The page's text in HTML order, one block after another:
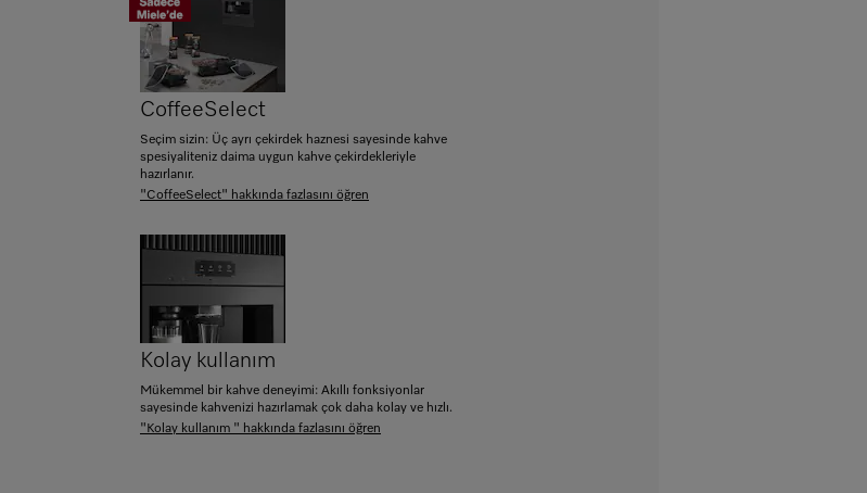
CoffeeSelect
Seçim sizin: Üç ayrı çekirdek haznesi sayesinde kahve
spesiyaliteniz daima uygun kahve çekirdekleriyle
hazırlanır.
"CoffeeSelect" hakkında fazlasını öğren
Kolay kullanım
Mükemmel bir kahve deneyimi: Akıllı fonksiyonlar
sayesinde kahvenizi hazırlamak çok daha kolay ve hızlı.
"Kolay kullanım " hakkında fazlasını öğren